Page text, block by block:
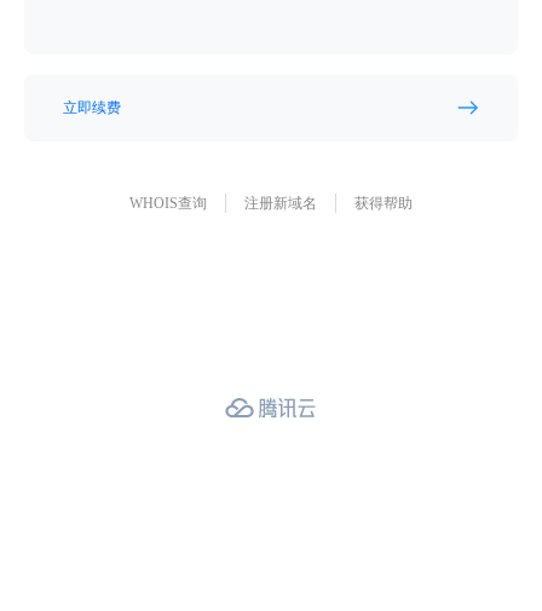
立即续费
WHOIS查询 注册新域名 获得帮助